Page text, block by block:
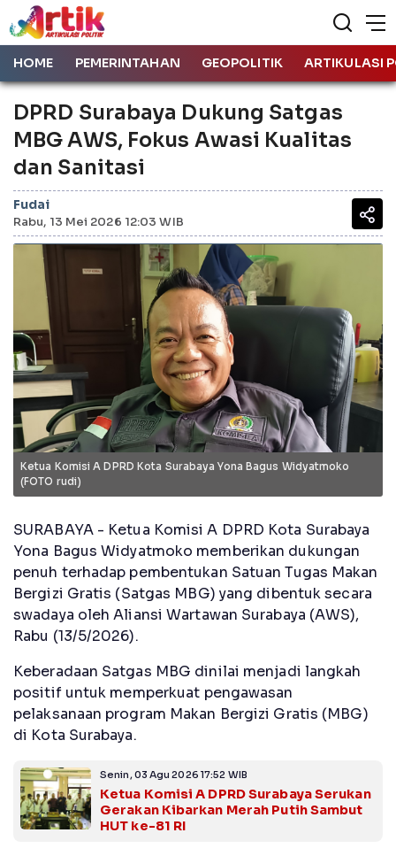
HOME PEMERINTAHAN GEOPOLITIK ARTIKULASI
DPRD Surabaya Dukung Satgas
MBG AWS, Fokus Awasi Kualitas
dan Sanitasi
Fudai
Rabu, 13 Mei 2026 12:03 WIB
Ketua Komisi A DPRD Kota Surabaya Yona Bagus Widyatmoko
(FOTO rudi)
SURABAYA - Ketua Komisi A DPRD Kota Surabaya
Yona Bagus Widyatmoko memberikan dukungan
penuh terhadap pembentukan Satuan Tugas Makan
Bergizi Gratis (Satgas MBG) yang dibentuk secara
swadaya oleh Aliansi Wartawan Surabaya (AWS),
Rabu (13/5/2026).
Keberadaan Satgas MBG dinilai menjadi langkah
positif untuk memperkuat pengawasan
pelaksanaan program Makan Bergizi Gratis (MBG)
di Kota Surabaya.
Senin, 03 Agu 2026 17:52 WIB
Ketua Komisi A DPRD Surabaya Serukan
Gerakan Kibarkan Merah Putih Sambut
HUT ke-81 RI